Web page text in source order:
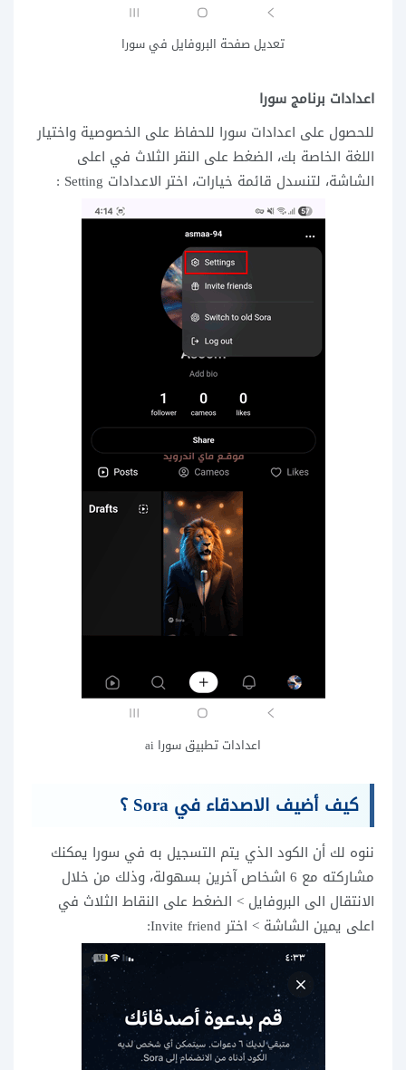
تعديل صفحة البروفايل في سورا
اعدادات برنامج سورا
للحصول على اعدادات سورا للحفاظ على الخصوصية واختيار
اللغة الخاصة بك، الضغط على النقر الثلاث في اعلى
الشاشة، لتنسدل قائمة خيارات، اختر الاعدادات Setting :
اعدادات تطبيق سورا ai
كيف أضيف الاصدقاء في Sora ؟
ننوه لك أن الكود الذي يتم التسجيل به في سورا يمكنك
مشاركته مع 6 اشخاص آخرين بسهولة، وذلك من خلال
الانتقال الى البروفايل > الضغط على النقاط الثلاث في
اعلى يمين الشاشة > اختر Invite friend: